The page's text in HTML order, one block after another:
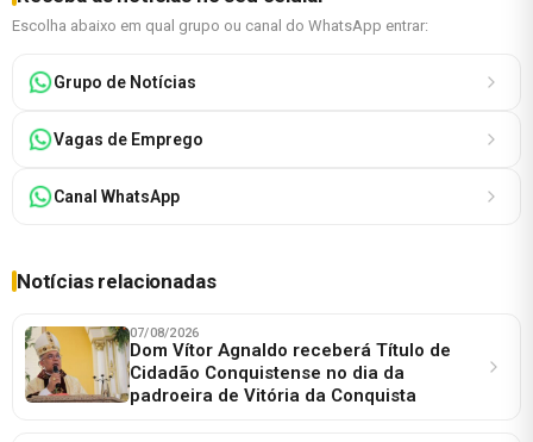
Escolha abaixo em qual grupo ou canal do WhatsApp entrar:
Grupo de Notícias
Vagas de Emprego
Canal WhatsApp
Notícias relacionadas
07/08/2026
Dom Vítor Agnaldo receberá Título de
Cidadão Conquistense no dia da
padroeira de Vitória da Conquista